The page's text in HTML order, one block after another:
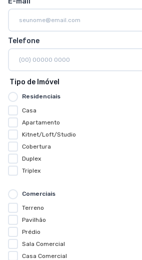
Telefone
Tipo de Imóvel
Residenciais
Casa
Apartamento
Kitnet/Loft/Studio
Cobertura
Duplex
Triplex
Comerciais
Terreno
Pavilhão
Prédio
Sala Comercial
Casa Comercial